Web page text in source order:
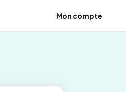
Mon compte